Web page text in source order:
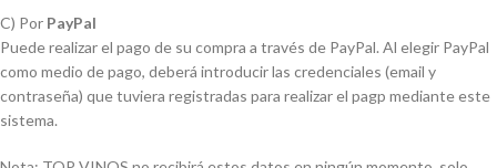
C) Por PayPal
Puede realizar el pago de su compra a través de PayPal. Al elegir PayPal
como medio de pago, deberá introducir las credenciales (email y
contraseña) que tuviera registradas para realizar el pagp mediante este
sistema.